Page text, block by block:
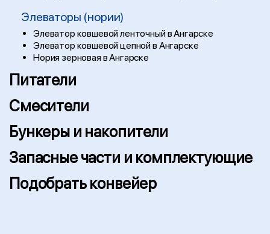
Элеваторы (нории)
Элеватор ковшевой ленточный в Ангарске
Элеватор ковшевой цепной в Ангарске
Нория зерновая в Ангарске
Питатели
Смесители
Бункеры и накопители
Запасные части и комплектующие
Подобрать конвейер